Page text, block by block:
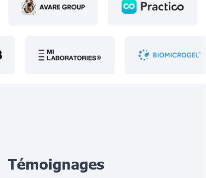
Témoignages